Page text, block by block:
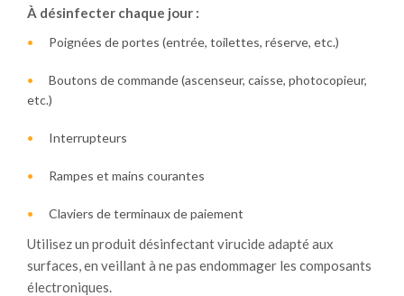
À désinfecter chaque jour :
Poignées de portes (entrée, toilettes, réserve, etc.)
Boutons de commande (ascenseur, caisse, photocopieur,
etc.)
Interrupteurs
Rampes et mains courantes
Claviers de terminaux de paiement
Utilisez un produit désinfectant virucide adapté aux
surfaces, en veillant à ne pas endommager les composants
électroniques.